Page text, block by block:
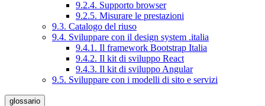
9.2.4. Supporto browser
9.2.5. Misurare le prestazioni
9.3. Catalogo del riuso
9.4. Sviluppare con il design system .italia
9.4.1. Il framework Bootstrap Italia
9.4.2. Il kit di sviluppo React
9.4.3. Il kit di sviluppo Angular
9.5. Sviluppare con i modelli di sito e servizi
glossario